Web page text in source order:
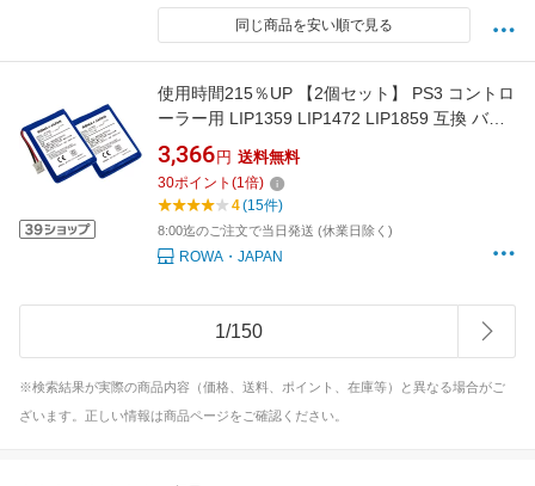
同じ商品を安い順で見る
使用時間215％UP 【2個セット】 PS3 コントロ
ーラー用 LIP1359 LIP1472 LIP1859 互換 バッ
テリー ソニー対応
3,366 円 送料無料
30ポイント (1倍)
4(15件)
8:00迄のご注文で当日発送 (休業日除く)
ROWA・JAPAN
1/150
※検索結果が実際の商品内容（価格、送料、ポイント、在庫等）と異なる場合がご
ざいます。正しい情報は商品ページをご確認ください。